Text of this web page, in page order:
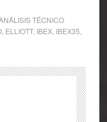
TÉCNICO
, ELLIOTT, IBEX, IBEX35